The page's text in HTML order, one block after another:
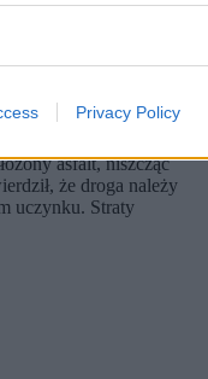
Privacy Policy
Straty to
asfalt, niszcząc
że droga należy
uczynku. Straty